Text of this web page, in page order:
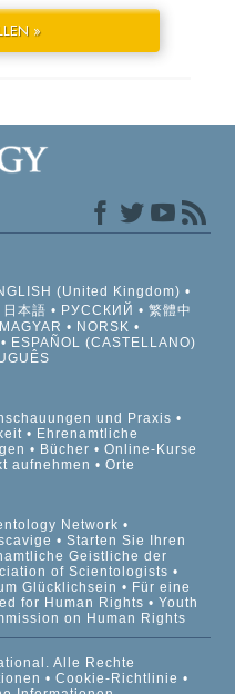
»
(United Kingdom)
日本語 РУССКИЙ
繁體中
MAGYAR
NORSK
ESPAÑOL (CASTELLANO)
und Praxis
Ehrenamtliche
Bücher
Online-Kurse
aufnehmen Orte
Network
Starten Sie Ihren
Geistliche der
of Scientologists
Glücklichsein
Für eine
for Human Rights
Youth
on Human Rights
Alle Rechte
•Cookie-Richtlinie •